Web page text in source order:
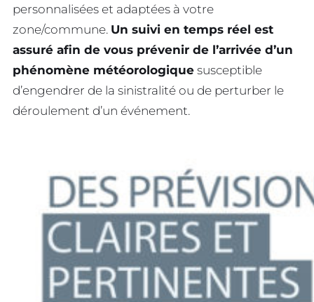
personnalisées et adaptées à votre
zone/commune. Un suivi en temps réel est
assuré afin de vous prévenir de l’arrivée d’un
phénomène météorologique susceptible
d’engendrer de la sinistralité ou de perturber le
déroulement d’un événement.